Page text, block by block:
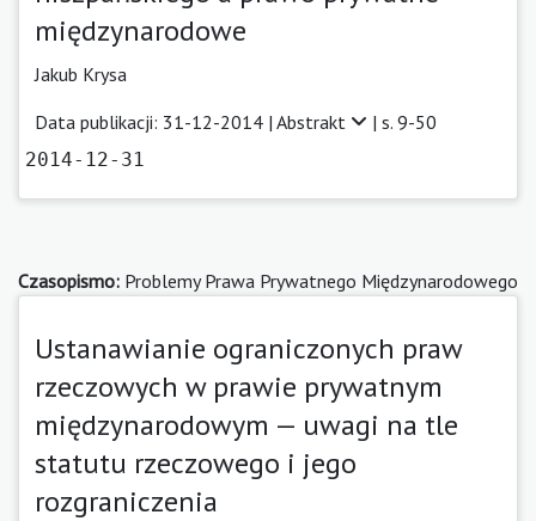
międzynarodowe
Jakub Krysa
Data publikacji: 31-12-2014 | Abstrakt | s. 9-50
2014-12-31
Czasopismo: Problemy Prawa Prywatnego Międzynarodowego
Ustanawianie ograniczonych praw
rzeczowych w prawie prywatnym
międzynarodowym — uwagi na tle
statutu rzeczowego i jego
rozgraniczenia